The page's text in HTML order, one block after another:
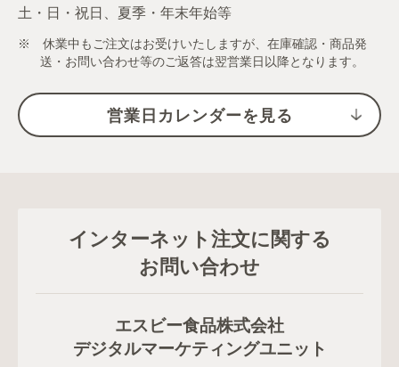
土・日・祝日、夏季・年末年始等
※ 休業中もご注文はお受けいたしますが、在庫確認・商品発
送・お問い合わせ等のご返答は翌営業日以降となります。
営業日カレンダーを見る
インターネット注文に関する
お問い合わせ
エスビー食品株式会社
デジタルマーケティングユニット